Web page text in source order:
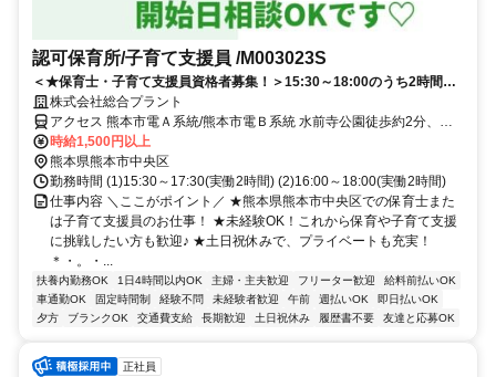
認可保育所/子育て支援員 /M003023S
＜★保育士・子育て支援員資格者募集！＞15:30～18:00のうち2時間◎
土日祝休みで働きやすい♪
株式会社総合プラント
アクセス 熊本市電Ａ系統/熊本市電Ｂ系統 水前寺公園徒歩約2分、熊
本市電Ａ系統/熊本市電Ｂ系統 市立体育館前徒歩約2分、熊本市電Ａ系
統/熊本市電Ｂ系統 国府（熊本県）徒歩約7分 熊本県熊本市中央区出
水１丁目
時給1,500円以上
熊本県熊本市中央区
勤務時間 (1)15:30～17:30(実働2時間) (2)16:00～18:00(実働2時間)
仕事内容 ＼ここがポイント／ ★熊本県熊本市中央区での保育士また
は子育て支援員のお仕事！ ★未経験OK！これから保育や子育て支援
に挑戦したい方も歓迎♪ ★土日祝休みで、プライベートも充実！
＊・。・...
扶養内勤務OK 1日4時間以内OK 主婦・主夫歓迎 フリーター歓迎
給料前払いOK
車通勤OK
固定時間制 経験不問 未経験者歓迎 午前 週払いOK
即日払いOK
夕方
ブランクOK 交通費支給 長期歓迎 土日祝休み 履歴書不要 友達と応募OK
正社員